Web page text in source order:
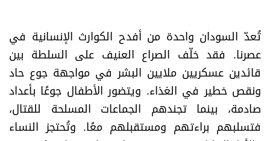
تُعدّ السودان واحدة من أفدح الكوارث الإنسانية في
عصرنا. فقد خلّف الصراع العنيف على السلطة بين
قائدين عسكريين ملايين البشر في مواجهة جوع حاد
ونقص خطير في الغذاء. ويتضور الأطفال جوعًا بأعداد
صادمة، بينما تجندهم الجماعات المسلحة للقتال،
فتسلبهم براءتهم ومستقبلهم معًا. وتُحتجز النساء